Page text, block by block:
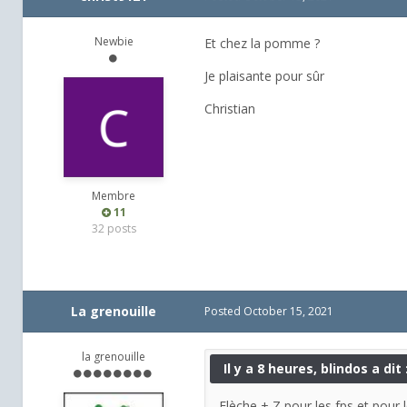
Newbie
Membre
11
32 posts
Et chez la pomme ?
Je plaisante pour sûr
Christian
La grenouille
la grenouille
Posted October 15, 2021
Il y a 8 heures, blindos a dit :